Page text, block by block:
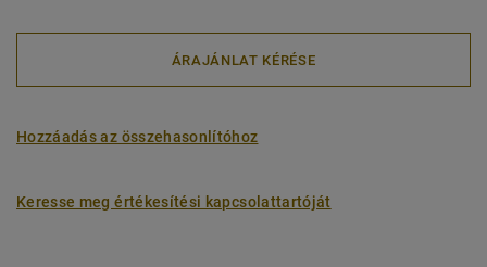
ÁRAJÁNLAT KÉRÉSE
Hozzáadás az összehasonlítóhoz
Keresse meg értékesítési kapcsolattartóját